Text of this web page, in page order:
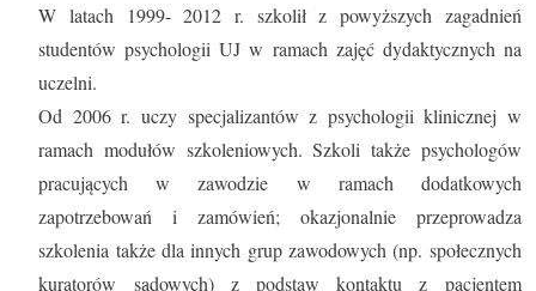
W latach 1999- 2012 r. szkolił z powyższych zagadnień
studentów psychologii UJ w ramach zajęć dydaktycznych na
uczelni.
Od 2006 r. uczy specjalizantów z psychologii klinicznej w
ramach modułów szkoleniowych. Szkoli także psychologów
pracujących w zawodzie w ramach dodatkowych
zapotrzebowań i zamówień; okazjonalnie przeprowadza
szkolenia także dla innych grup zawodowych (np. społecznych
kuratorów sądowych) z podstaw kontaktu z pacjentem